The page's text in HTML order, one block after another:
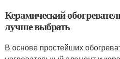
Керамический
лучше выбрать
В основе простейших